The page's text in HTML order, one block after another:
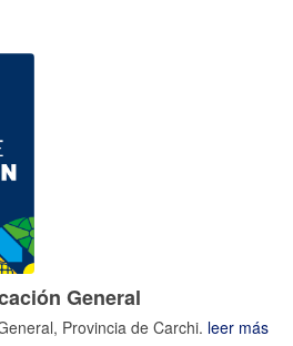
General
Provincia de Carchi. leer más